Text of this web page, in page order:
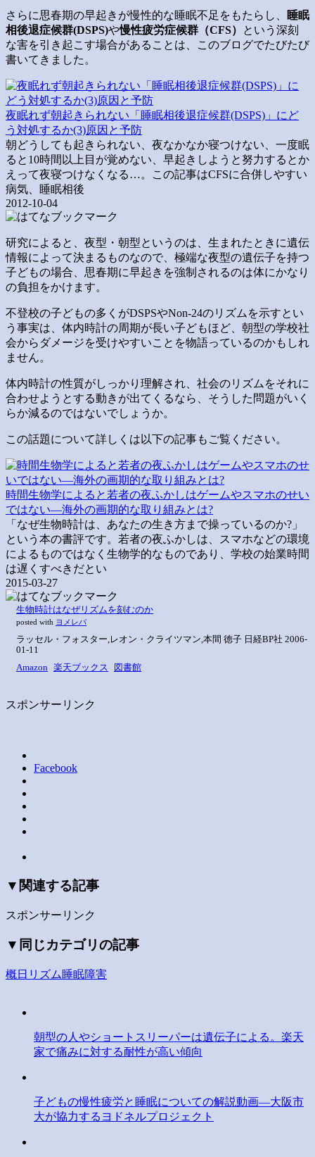
さらに思春期の早起きが慢性的な睡眠不足をもたらし、
睡眠
相後退症候群(DSPS)や慢性疲労症候群（CFS）
という深刻
な害を引き起こす場合があることは、このブログでたびたび
書いてきました。
夜眠れず朝起きられない「睡眠相後退症候群(DSPS)」にど
う対処するか(3)原因と予防
朝どうしても起きられない、夜なかなか寝つけない、一度眠
ると10時間以上目が覚めない、早起きしようと努力するとか
えって夜寝つけなくなる…。この記事はCFSに合併しやすい
病気、睡眠相後
2012-10-04
研究によると、夜型・朝型というのは、生まれたときに遺伝
情報によって決まるものなので、極端な夜型の遺伝子を持つ
子どもの場合、思春期に早起きを強制されるのは体にかなり
の負担をかけます。
不登校の子どもの多くがDSPSやNon-24のリズムを示すとい
う事実は、体内時計の周期が長い子どもほど、朝型の学校社
会からダメージを受けやすいことを物語っているのかもしれ
ません。
体内時計の性質がしっかり理解され、社会のリズムをそれに
合わせようとする動きが出てくるなら、そうした問題がいく
らか減るのではないでしょうか。
この話題について詳しくは以下の記事もご覧ください。
時間生物学によると若者の夜ふかしはゲームやスマホのせい
ではない―海外の画期的な取り組みとは?
「なぜ生物時計は、あなたの生き方まで操っているのか?」
という本の書評です。若者の夜ふかしは、スマホなどの環境
によるものではなく生物学的なものであり、学校の始業時間
は遅くすべきだとい
2015-03-27
生物時計はなぜリズムを刻むのか
posted with ヨメレバ
ラッセル・フォスター,レオン・クライツマン,本間 徳子 日経BP社 2006-
01-11
Amazon 楽天ブックス 図書館
スポンサーリンク
Facebook
▼関連する記事
スポンサーリンク
▼同じカテゴリの記事
概日リズム睡眠障害
朝型の人やショートスリーパーは遺伝子による。楽天
家で痛みに対する耐性が高い傾向
子どもの慢性疲労と睡眠についての解説動画―大阪市
大が協力するヨドネルプロジェクト